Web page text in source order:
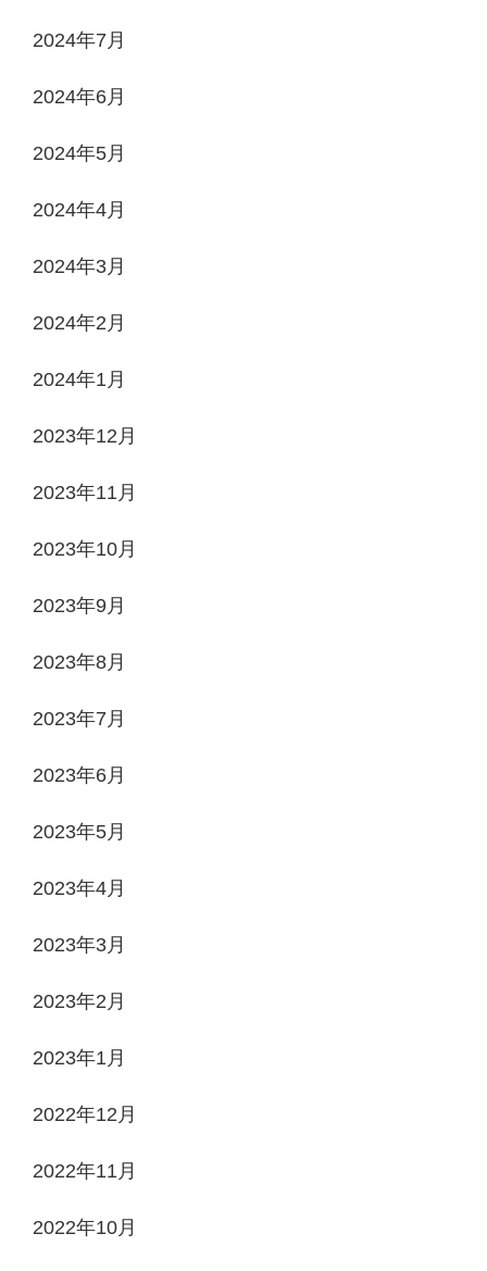
2024年7月
2024年6月
2024年5月
2024年4月
2024年3月
2024年2月
2024年1月
2023年12月
2023年11月
2023年10月
2023年9月
2023年8月
2023年7月
2023年6月
2023年5月
2023年4月
2023年3月
2023年2月
2023年1月
2022年12月
2022年11月
2022年10月